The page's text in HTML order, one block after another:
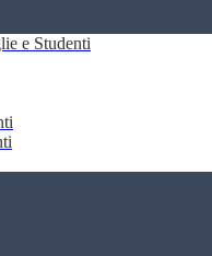
e Studenti